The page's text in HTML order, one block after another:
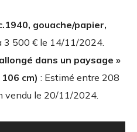
gouache/papier,
3 500 € le 14/11/2024.
dans un paysage »
cm) : Estimé entre 208
vendu le 20/11/2024.